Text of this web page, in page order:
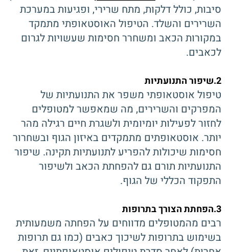
סיבות, כולל דלקות, מתח שרירי, ופגיעות במערכת
השרירים והשלד. הטיפול האוסטאופתי מתמקד
במקורות הכאב ומשחרר חסימות שעשויות לגרום
לכאבים.
2.שיפור התנועתיות
טיפול אוסטאופתי משפר את התנועתיות של
המפרקים והשרירים, מה שמאפשר למטופלים
לחזור לפעילות יומיומית ולשגרת חיים רגילה מהר
יותר. אוסטאופתים מתמקדים באיזון הגוף ובשחרור
חסימות שיכולות להפריע לתנועתיות תקינה. שיפור
התנועתיות תורם גם להפחתת הכאב ולשיפור
התפקוד הכללי של הגוף.
3.הפחתת הצורך בתרופות
רבים מהמטופלים מדווחים על הפחתה משמעותית
בשימוש בתרופות לשיכוך כאבים (כמו גם תרופות